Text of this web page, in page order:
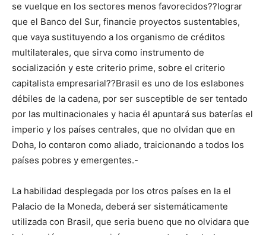
se vuelque en los sectores menos favorecidos??lograr
que el Banco del Sur, financie proyectos sustentables,
que vaya sustituyendo a los organismo de créditos
multilaterales, que sirva como instrumento de
socialización y este criterio prime, sobre el criterio
capitalista empresarial??Brasil es uno de los eslabones
débiles de la cadena, por ser susceptible de ser tentado
por las multinacionales y hacia él apuntará sus baterías el
imperio y los países centrales, que no olvidan que en
Doha, lo contaron como aliado, traicionando a todos los
países pobres y emergentes.-
La habilidad desplegada por los otros países en la el
Palacio de la Moneda, deberá ser sistemáticamente
utilizada con Brasil, que seria bueno que no olvidara que